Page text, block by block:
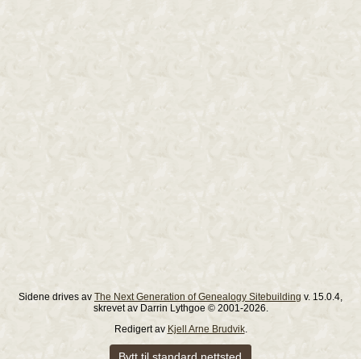
Sidene drives av The Next Generation of Genealogy Sitebuilding v. 15.0.4,
skrevet av Darrin Lythgoe © 2001-2026.
Redigert av Kjell Arne Brudvik.